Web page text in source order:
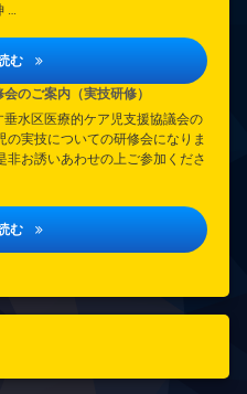
む 認知症に関するアンケートについて
のご案内（実技研修）
水区医療的ケア児支援協議会の
実技についての研修会になりま
お誘いあわせの上ご参加くださ
む 垂水区医療的ケア児支援協議会研修